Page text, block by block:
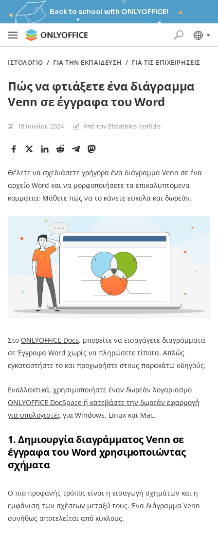
Back to school with ONLYOFFICE!
ΙΣΤΟΛΌΓΙΟ / ΓΙΑ ΤΗΝ ΕΚΠΑΊΔΕΥΣΗ / ΓΙΑ ΤΙΣ ΕΠΙΧΕΙΡΉΣΕΙΣ
Πώς να φτιάξετε ένα διάγραμμα
Venn σε έγγραφα του Word
18 Ιουλίου 2024 Από τον Efstathios Iosifidis
Θέλετε να σχεδιάσετε γρήγορα ένα διάγραμμα Venn σε ένα
αρχείο Word και να μορφοποιήσετε τα επικαλυπτόμενα
κομμάτια; Μάθετε πώς να το κάνετε εύκολα και δωρεάν.
Στo ONLYOFFICE Docs, μπορείτε να εισαγάγετε διαγράμματα
σε Έγγραφα Word χωρίς να πληρώσετε τίποτα. Απλώς
εγκαταστήστε το και προχωρήστε στους παρακάτω οδηγούς.
Εναλλακτικά, χρησιμοποιήστε έναν δωρεάν λογαριασμό
ONLYOFFICE DocSpace ή κατεβάστε την δωρεάν εφαρμογή
για υπολογιστές για Windows, Linux και Mac.
1. Δημιουργία διαγράμματος Venn σε
έγγραφα του Word χρησιμοποιώντας
σχήματα
Ο πιο προφανής τρόπος είναι η εισαγωγή σχημάτων και η
εμφάνιση των σχέσεων μεταξύ τους. Ένα διάγραμμα Venn
συνήθως αποτελείται από κύκλους.